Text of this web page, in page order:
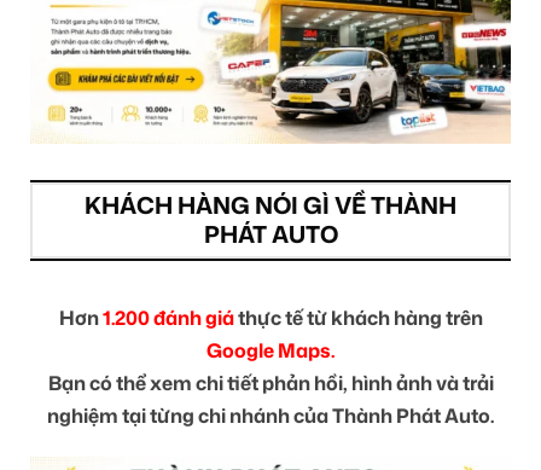
KHÁCH HÀNG NÓI GÌ VỀ THÀNH
PHÁT AUTO
Hơn1.200 đánh giáthực tế từ khách hàng trên
Google Maps.
Bạn có thể xem chi tiết phản hồi, hình ảnh và trải
nghiệm tại từng chi nhánh của Thành Phát Auto.